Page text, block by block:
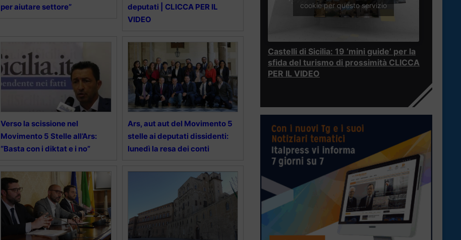
per aiutare settore”
deputati | CLICCA PER IL
VIDEO
Verso la scissione nel
Movimento 5 Stelle all’Ars:
“Basta con i diktat e i no”
Ars, aut aut del Movimento 5
stelle ai deputati dissidenti:
lunedì la resa dei conti
cookie per questo servizio
Castelli di Sicilia: 19 ‘mini guide’ per la
sfida del turismo di prossimità CLICCA
PER IL VIDEO